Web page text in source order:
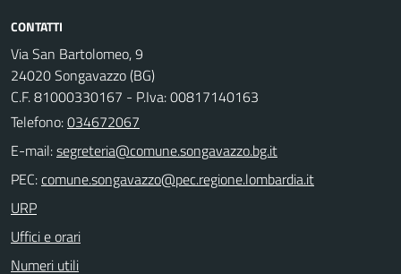
CONTATTI
Via San Bartolomeo, 9
24020 Songavazzo (BG)
C.F. 81000330167 - P.Iva: 00817140163
Telefono:034672067
E-mail:
PEC:
URP
Uffici e orari
Numeri utili